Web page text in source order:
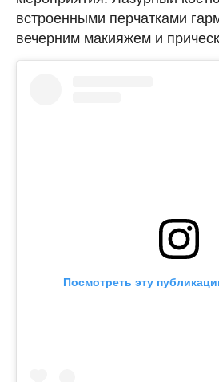
встроенными перчатками
вечерним макияжем и
Посмотреть эту